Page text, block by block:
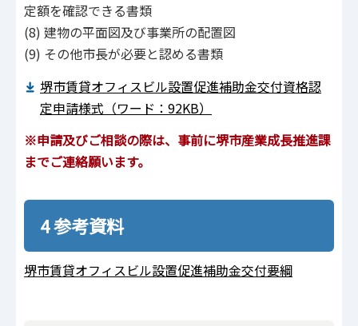
定額を確認できる書類
(8) 建物の平面図及び事業所の配置図
(9) その他市長が必要と認める書類
堺市賃貸オフィスビル設置促進補助金交付資格認
定申請様式（ワード：92KB）
※申請及びご相談の際は、事前に堺市産業成長推進課
までご連絡願います。
4 参考資料
堺市賃貸オフィスビル設置促進補助金交付要綱